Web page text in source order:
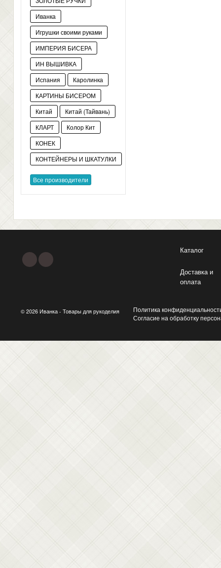
Иванка
Игрушки своими руками
ИМПЕРИЯ БИСЕРА
ИН ВЫШИВКА
Испания
Каролинка
КАРТИНЫ БИСЕРОМ
Китай
Китай (Тайвань)
КЛАРТ
Колор Кит
КОНЕК
КОНТЕЙНЕРЫ И ШКАТУЛКИ
Все производители
Каталог
Доставка и
оплата
© 2026 Иванка - Товары для рукоделия
Политика
Согласие на обработку